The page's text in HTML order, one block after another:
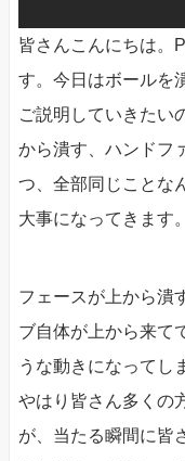
皆さんこんにちは。
す。今日はボールを
ご説明していきたい
から潰す、ハンドフ
つ、全部同じことな
大事になってきます。
フェースが上から潰
ブ自体が上から来て
うな動きになってし
やはり皆さん多くの
が、当たる瞬間に皆